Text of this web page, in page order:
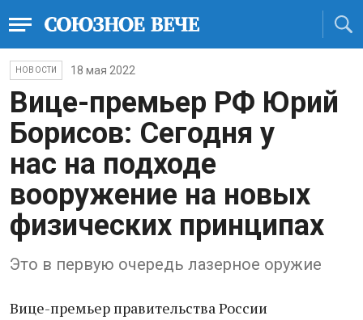
НОВОСТИ 18 мая 2022
Вице-премьер РФ Юрий
Борисов: Сегодня у
нас на подходе
вооружение на новых
физических принципах
Это в первую очередь лазерное оружие
Вице-премьер правительства России